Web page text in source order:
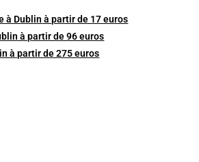
à Dublin à partir de 17 euros
à partir de 96 euros
à partir de 275 euros